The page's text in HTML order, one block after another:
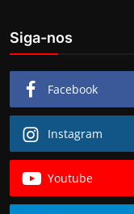
Siga-nos
Facebook
Instagram
Youtube